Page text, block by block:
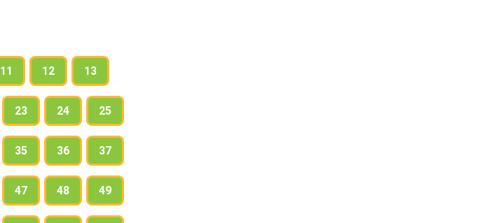
11 12 13
23 24 25
35 36 37
47 48 49